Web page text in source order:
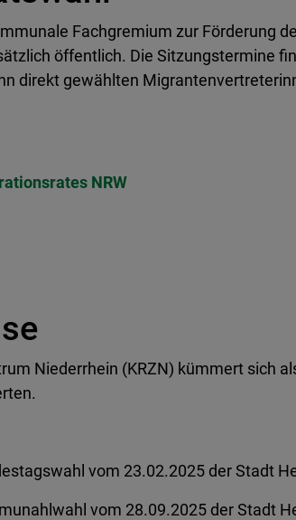
Fachgremium zur Förderung
öffentlich. Die Sitzungstermine
direkt gewählten
NRW
Niederrhein (KRZN) kümmert sich
vom 23.02.2025 der Stadt
vom 28.09.2025 der Stadt